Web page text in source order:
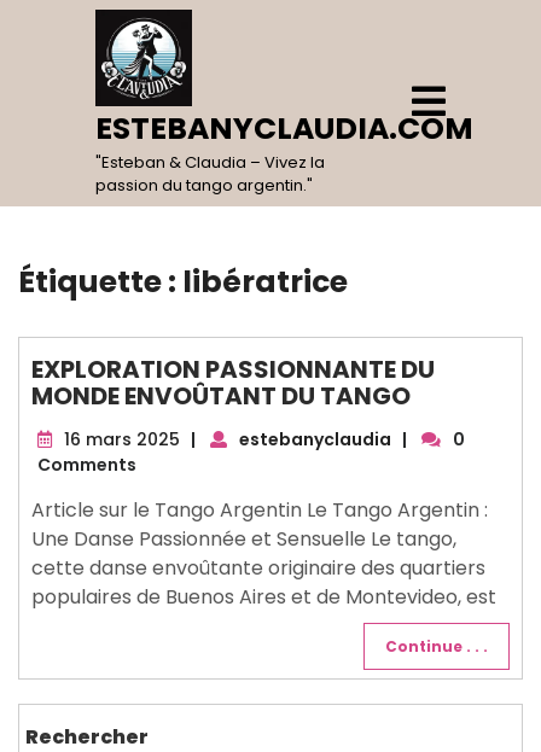
ESTEBANYCLAUDIA.COM
"Esteban & Claudia – Vivez la
passion du tango argentin."
Open
Menu
Étiquette : libératrice
EXPLORATION PASSIONNANTE DU
MONDE ENVOÛTANT DU TANGO
16 mars 2025 16| estebanyclaudia |
0
Comments
Article sur le Tango Argentin Le Tango Argentin :
Une Danse Passionnée et Sensuelle Le tango,
cette danse envoûtante originaire des quartiers
populaires de Buenos Aires et de Montevideo, est
Continue . . .
Rechercher